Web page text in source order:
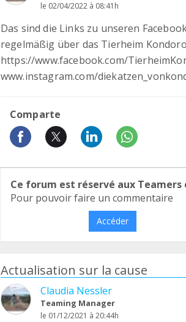
le 02/04/2022 à 08:41h
Das sind die Links zu unseren
regelmäßig über das Tierheim
https://www.facebook.com/
www.instagram.com/
Comparte
Ce forum est réservé aux
Pour pouvoir faire un commentaire
Accéder
Actualisation sur la cause
Claudia Nessler
Teaming Manager
le 01/12/2021 à 20:44h